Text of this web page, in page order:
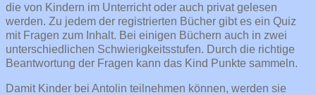
die von Kindern im Unterricht oder auch privat gelesen
werden. Zu jedem der registrierten Bücher gibt es ein Quiz
mit Fragen zum Inhalt. Bei einigen Büchern auch in zwei
unterschiedlichen Schwierigkeitsstufen. Durch die richtige
Beantwortung der Fragen kann das Kind Punkte sammeln.
Damit Kinder bei Antolin teilnehmen können, werden sie